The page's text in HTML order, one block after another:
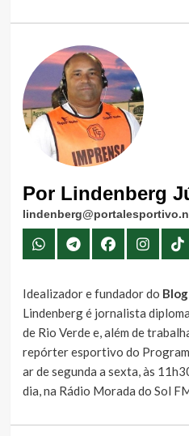
Por Lindenberg
Idealizador e fundador do
Lindenberg é jornalista
de Rio Verde e, além de
repórter esportivo do
ar de segunda a sexta, às
dia, na Rádio Morada do Sol